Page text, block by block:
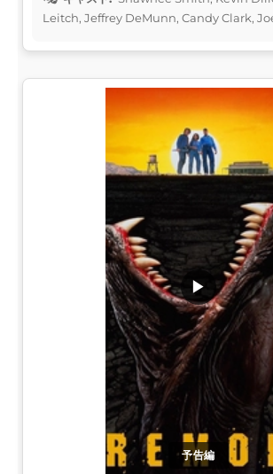
Leitch, Jeffrey DeMunn, Candy Clark,
予告編
▶